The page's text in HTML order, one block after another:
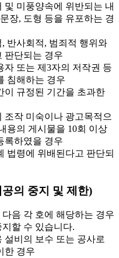
및 미풍양속에 위반되는 내
장, 도형 등을 유포하는 경
, 반사회적, 범죄적 행위와
판단되는 경우
자 또는 제3자의 저작권 등
침해하는 경우
이 규정된 기간을 초과한
조작 미숙이나 광고목적으
용의 게시물을 10회 이상
록하였을 경우
법령에 위배된다고 판단되
의 중지 및 제한)
음 각 호에 해당하는 경우
할 수 있습니다.
설비의 보수 또는 공사로
한 경우